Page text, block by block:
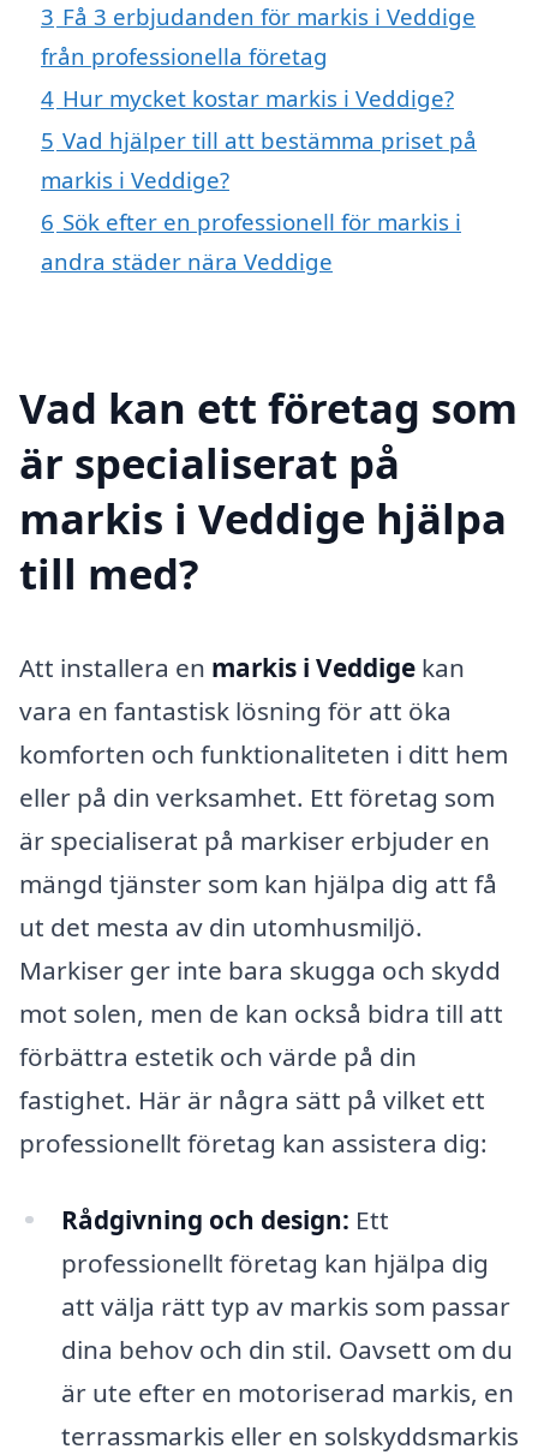
3 Få 3 erbjudanden för markis i Veddige
från professionella företag
4 Hur mycket kostar markis i Veddige?
5 Vad hjälper till att bestämma priset på
markis i Veddige?
6 Sök efter en professionell för markis i
andra städer nära Veddige
Vad kan ett företag som
är specialiserat på
markis i Veddige hjälpa
till med?
Att installera en markis i Veddige kan
vara en fantastisk lösning för att öka
komforten och funktionaliteten i ditt hem
eller på din verksamhet. Ett företag som
är specialiserat på markiser erbjuder en
mängd tjänster som kan hjälpa dig att få
ut det mesta av din utomhusmiljö.
Markiser ger inte bara skugga och skydd
mot solen, men de kan också bidra till att
förbättra estetik och värde på din
fastighet. Här är några sätt på vilket ett
professionellt företag kan assistera dig:
Rådgivning och design: Ett
professionellt företag kan hjälpa dig
att välja rätt typ av markis som passar
dina behov och din stil. Oavsett om du
är ute efter en motoriserad markis, en
terrassmarkis eller en solskyddsmarkis